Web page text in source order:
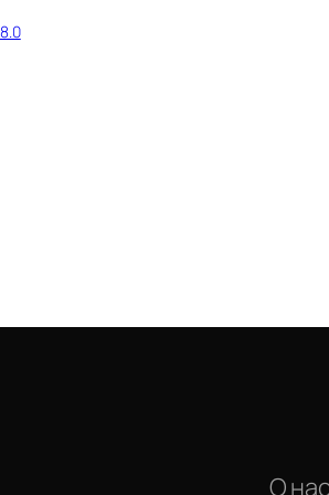
О нас